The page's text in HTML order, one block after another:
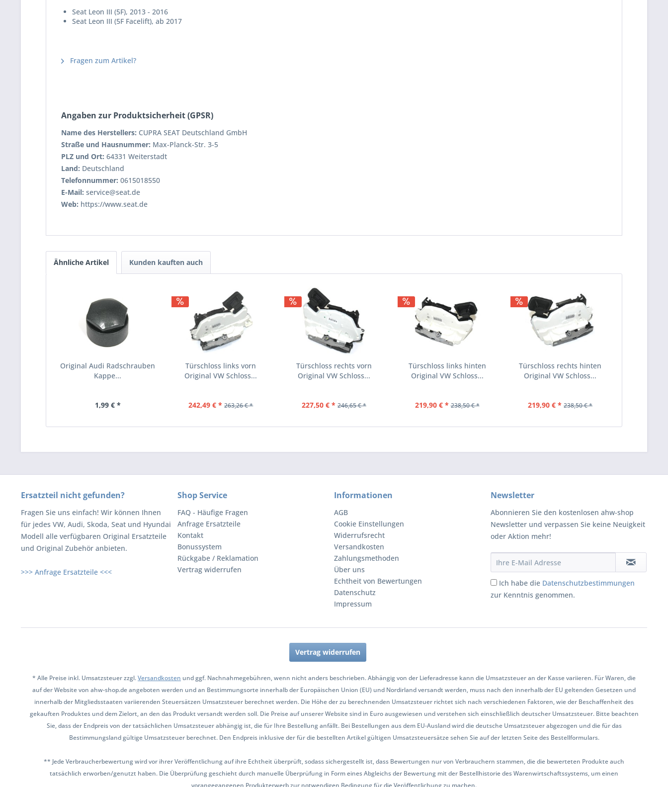
Seat Leon III (5F), 2013 - 2016
Seat Leon III (5F Facelift), ab 2017
Fragen zum Artikel?
Angaben zur Produktsicherheit (GPSR)
Name des Herstellers: CUPRA SEAT Deutschland GmbH
Straße und Hausnummer: Max-Planck-Str. 3-5
PLZ und Ort: 64331 Weiterstadt
Land: Deutschland
Telefonnummer: 0615018550
E-Mail: service@seat.de
Web: https://www.seat.de
Ähnliche Artikel Kunden kauften auch
Original Audi Radschrauben
Kappe...
1,99 € *
Türschloss links vorn
Original VW Schloss...
242,49 € * 263,26 € *
Türschloss rechts vorn
Original VW Schloss...
227,50 € * 246,65 € *
Türschloss links hinten
Original VW Schloss...
219,90 € * 238,50 € *
Türschloss rechts hinten
Original VW Schloss...
219,90 € * 238,50 € *
Ersatzteil nicht gefunden?
Fragen Sie uns einfach! Wir können Ihnen
für jedes VW, Audi, Skoda, Seat und Hyundai
Modell alle verfügbaren Original Ersatzteile
und Original Zubehör anbieten.
>>> Anfrage Ersatzteile <<<
Shop Service
FAQ - Häufige Fragen
Anfrage Ersatzteile
Kontakt
Bonussystem
Rückgabe / Reklamation
Vertrag widerrufen
Informationen
AGB
Cookie Einstellungen
Widerrufsrecht
Versandkosten
Zahlungsmethoden
Über uns
Echtheit von Bewertungen
Datenschutz
Impressum
Newsletter
Abonnieren Sie den kostenlosen ahw-shop
Newsletter und verpassen Sie keine Neuigkeit
oder Aktion mehr!
Ich habe die Datenschutzbestimmungen
zur Kenntnis genommen.
Vertrag widerrufen
* Alle Preise inkl. Umsatzsteuer zzgl.Versandkosten und ggf. Nachnahmegebühren, wenn nicht anders beschrieben. Abhängig von der Lieferadresse kann die Umsatzsteuer an der Kasse variieren. Für Waren, die
auf der Website von ahw-shop.de angeboten werden und an Bestimmungsorte innerhalb der Europäischen Union (EU) und Nordirland versandt werden, muss nach den innerhalb der EU geltenden Gesetzen und
innerhalb der Mitgliedsstaaten variierenden Steuersätzen Umsatzsteuer berechnet werden. Die Höhe der zu berechnenden Umsatzsteuer richtet sich nach verschiedenen Faktoren, wie der Beschaffenheit des
gekauften Produktes und dem Zielort, an den das Produkt versandt werden soll. Die Preise auf unserer Website sind in Euro ausgewiesen und verstehen sich einschließlich deutscher Umsatzsteuer. Bitte beachten
Sie, dass der Endpreis von der tatsächlichen Umsatzsteuer abhängig ist, die für Ihre Bestellung anfällt. Bei Bestellungen aus dem EU-Ausland wird die deutsche Umsatzsteuer abgezogen und die für das
Bestimmungsland gültige Umsatzsteuer berechnet. Den Endpreis inklusive der für die bestellten Artikel gültigen Umsatzsteuersätze sehen Sie auf der letzten Seite des Bestellformulars.
** Jede Verbraucherbewertung wird vor ihrer Veröffentlichung auf ihre Echtheit überprüft, sodass sichergestellt ist, dass Bewertungen nur von Verbrauchern stammen, die die bewerteten Produkte auch
tatsächlich erworben/genutzt haben. Die Überprüfung geschieht durch manuelle Überprüfung in Form eines Abgleichs der Bewertung mit der Bestellhistorie des Warenwirtschaftssystems, um einen